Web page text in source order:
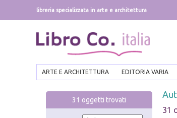
libreria specializzata in arte e architettura
ARTE E ARCHITETTURA EDITORIA VARIA
31 oggetti trovati
31